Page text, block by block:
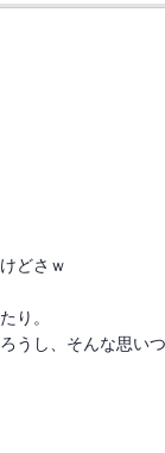
どさｗ
り。
うし、そんな思い